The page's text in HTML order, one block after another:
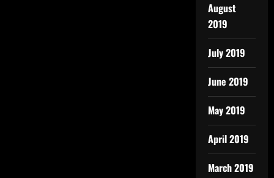
August
2019
July 2019
June 2019
May 2019
April 2019
March 2019